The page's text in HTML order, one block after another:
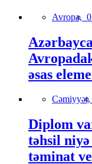
Avropa,
əsas
Cəmiyyət,
Diplom
təhsil
təminat